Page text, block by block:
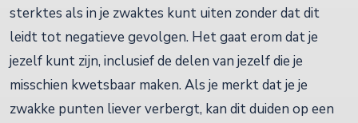
sterktes als in je zwaktes kunt uiten zonder dat dit
leidt tot negatieve gevolgen. Het gaat erom dat je
jezelf kunt zijn, inclusief de delen van jezelf die je
misschien kwetsbaar maken. Als je merkt dat je je
zwakke punten liever verbergt, kan dit duiden op een